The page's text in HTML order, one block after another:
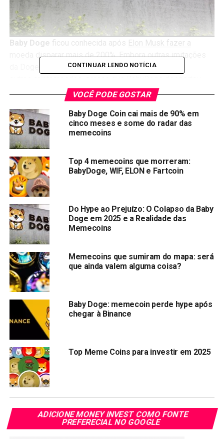
Baby Doge ficou conhecida após Elon Musk fazer a
moeda disparar mais de 200%. Embora outras imitações
da Dogecoin tenha inspirado aparecimento de
curiosidade do bilionário.
Baby DogeCoin será listada na
Binance
Fãs da criptomoeda
para que a maior exchange de criptomoedas do mundo
(Binance), inclua Baby Doge na lista de negociações.
Aboa notícia
é que tudo indica que as solicitações estão
surtindo efeito.
Uma fonte anônima revelou que a Binance estaria em
tratativas e verificando a idoneidade da moeda
Doge coin para listagem no início de 2022
seria listada estritamente na sua Zona de Inovação.
A Zona de Inovação da Binance é uma variante do sistema
de trading da plataforma dedicada aos tokens recém-
lançados e que apresentam um risco maior de volatilidade.
Seguir os passos da Shiba Inu
No mercado das criptomoedas, as moedas memes vêm
ganhando destaque. Neste grupo, apareceShiba inuque
ganhou visibilidade após ser listada na Binance
CONTINUAR LENDO NOTÍCIA
VOCÊ PODE GOSTAR
Baby Doge Coin cai mais de 90% em
cinco meses e some do radar das
memecoins
Top 4 memecoins que morreram:
BabyDoge, WIF, ELON e Fartcoin
Do Hype ao Prejuízo: O Colapso da Baby
Doge em 2025 e a Realidade das
Memecoins
Memecoins que sumiram do mapa: será
que ainda valem alguma coisa?
Baby Doge: memecoin perde hype após
chegar à Binance
Top Meme Coins para investir em 2025
ADICIONE MONEY INVEST COMO FONTE
PREFERECIAL NO GOOGLE